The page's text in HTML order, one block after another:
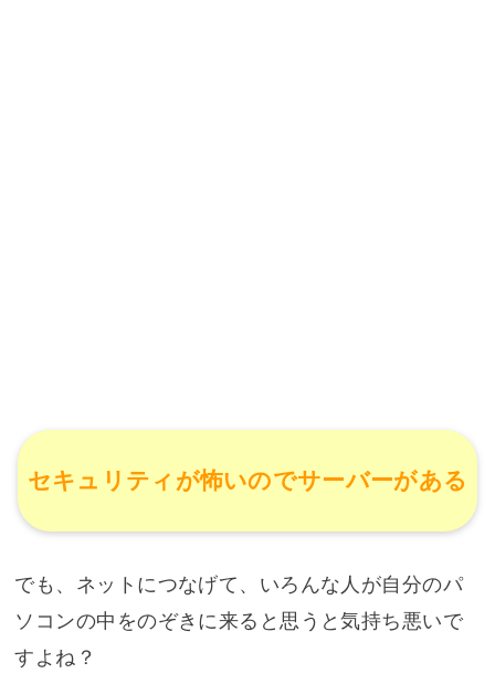
セキュリティが怖いのでサーバーがある
でも、ネットにつなげて、いろんな人が自分のパ
ソコンの中をのぞきに来ると思うと気持ち悪いで
すよね？